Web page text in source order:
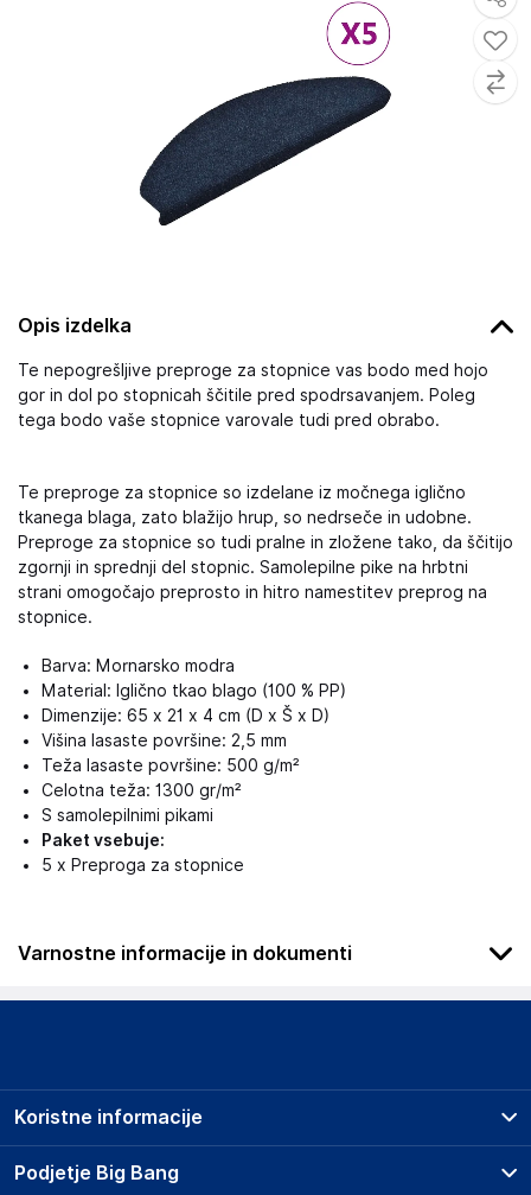
Opis izdelka
Te nepogrešljive preproge za stopnice vas bodo med hojo
gor in dol po stopnicah ščitile pred spodrsavanjem. Poleg
tega bodo vaše stopnice varovale tudi pred obrabo.
Te preproge za stopnice so izdelane iz močnega iglično
tkanega blaga, zato blažijo hrup, so nedrseče in udobne.
Preproge za stopnice so tudi pralne in zložene tako, da ščitijo
zgornji in sprednji del stopnic. Samolepilne pike na hrbtni
strani omogočajo preprosto in hitro namestitev preprog na
stopnice.
Barva: Mornarsko modra
Material: Iglično tkao blago (100 % PP)
Dimenzije: 65 x 21 x 4 cm (D x Š x D)
Višina lasaste površine: 2,5 mm
Teža lasaste površine: 500 g/m²
Celotna teža: 1300 gr/m²
S samolepilnimi pikami
Paket vsebuje:
5 x Preproga za stopnice
Varnostne informacije in dokumenti
Podatki o proizvajalcu
Haba Trading B.V.
The Netherlands
Podjetje Big Bang
Koristne informacije
Prodajna mesta